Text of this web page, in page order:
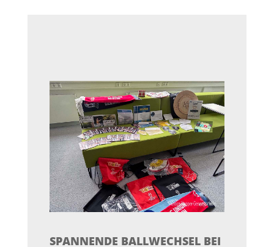
SPANNENDE BALLWECHSEL BEI